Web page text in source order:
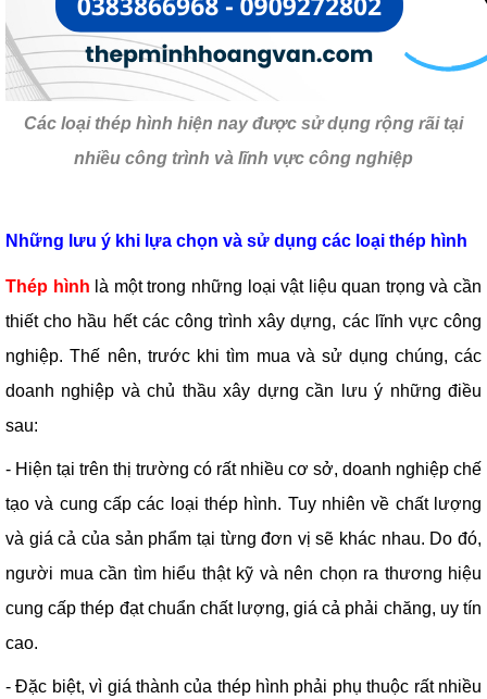
Các loại thép hình hiện nay được sử dụng rộng rãi tại
nhiều công trình và lĩnh vực công nghiệp
Những lưu ý khi lựa chọn và sử dụng các loại thép hình
Thép hình là một trong những loại vật liệu quan trọng và cần
thiết cho hầu hết các công trình xây dựng, các lĩnh vực công
nghiệp. Thế nên, trước khi tìm mua và sử dụng chúng, các
doanh nghiệp và chủ thầu xây dựng cần lưu ý những điều
sau:
- Hiện tại trên thị trường có rất nhiều cơ sở, doanh nghiệp chế
tạo và cung cấp các loại thép hình. Tuy nhiên về chất lượng
và giá cả của sản phẩm tại từng đơn vị sẽ khác nhau. Do đó,
người mua cần tìm hiểu thật kỹ và nên chọn ra thương hiệu
cung cấp thép đạt chuẩn chất lượng, giá cả phải chăng, uy tín
cao.
- Đặc biệt, vì giá thành của thép hình phải phụ thuộc rất nhiều